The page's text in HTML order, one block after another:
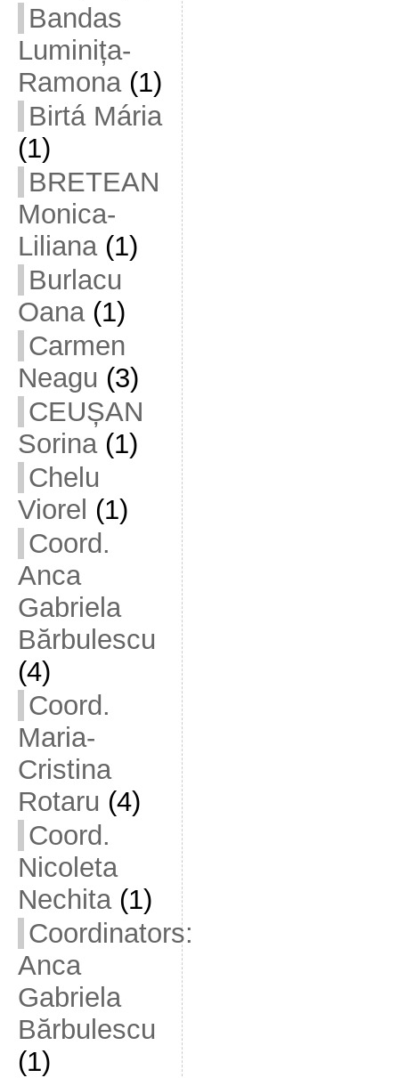
Bandas
Luminița-
Ramona(1)
Birtá Mária
(1)
BRETEAN
Monica-
Liliana(1)
Burlacu
Oana(1)
Carmen
Neagu (3)
CEUȘAN
Sorina(1)
Chelu
Viorel (1)
Coord.
Anca
Gabriela
Bărbulescu
(4)
Coord.
Maria-
Cristina
Rotaru (4)
Coord.
Nicoleta
Nechita(1)
Coordinators:
Anca
Gabriela
Bărbulescu
(1)